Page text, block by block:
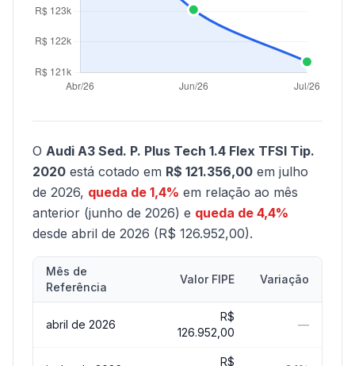
O Audi A3 Sed. P. Plus Tech 1.4 Flex TFSI Tip.
2020 está cotado em R$ 121.356,00 em julho
de 2026, queda de 1,4% em relação ao mês
anterior (junho de 2026) e queda de 4,4%
desde abril de 2026 (R$ 126.952,00).
Mês de
Referência
Valor FIPE Variação
abril de 2026
R$
126.952,00
—
R$